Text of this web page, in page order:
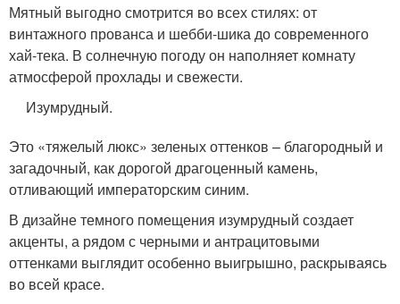
Мятный выгодно смотрится во всех стилях: от
винтажного прованса и шебби-шика до современного
хай-тека. В солнечную погоду он наполняет комнату
атмосферой прохлады и свежести.
Изумрудный.
Это «тяжелый люкс» зеленых оттенков – благородный и
загадочный, как дорогой драгоценный камень,
отливающий императорским синим.
В дизайне темного помещения изумрудный создает
акценты, а рядом с черными и антрацитовыми
оттенками выглядит особенно выигрышно, раскрываясь
во всей красе.